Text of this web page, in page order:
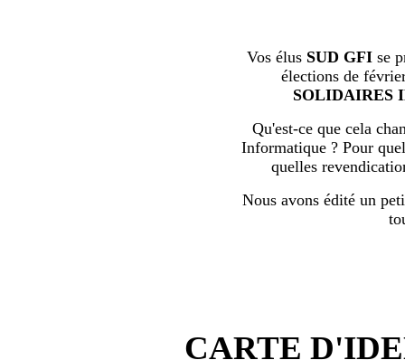
Vos élus SUD GFI se
élections de
SOLIDAIRES
Qu'est-ce que cela
Informatique ? Pour
quelles
Nous avons édité un
CARTE